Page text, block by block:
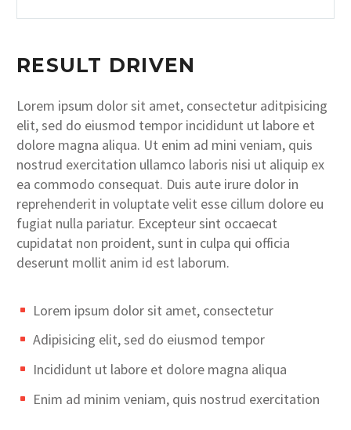
RESULT DRIVEN
Lorem ipsum dolor sit amet, consectetur aditpisicing
elit, sed do eiusmod tempor incididunt ut labore et
dolore magna aliqua. Ut enim ad mini veniam, quis
nostrud exercitation ullamco laboris nisi ut aliquip ex
ea commodo consequat. Duis aute irure dolor in
reprehenderit in voluptate velit esse cillum dolore eu
fugiat nulla pariatur. Excepteur sint occaecat
cupidatat non proident, sunt in culpa qui officia
deserunt mollit anim id est laborum.
Lorem ipsum dolor sit amet, consectetur
Adipisicing elit, sed do eiusmod tempor
Incididunt ut labore et dolore magna aliqua
Enim ad minim veniam, quis nostrud exercitation